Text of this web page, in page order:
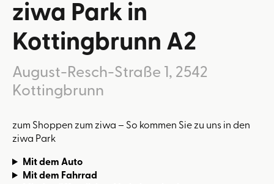
ziwa Park in
Kottingbrunn A2
August-Resch-Straße 1, 2542
Kottingbrunn
zum Shoppen zum ziwa – So kommen Sie zu uns in den
ziwa Park
Mit dem Auto
Mit dem Fahrrad